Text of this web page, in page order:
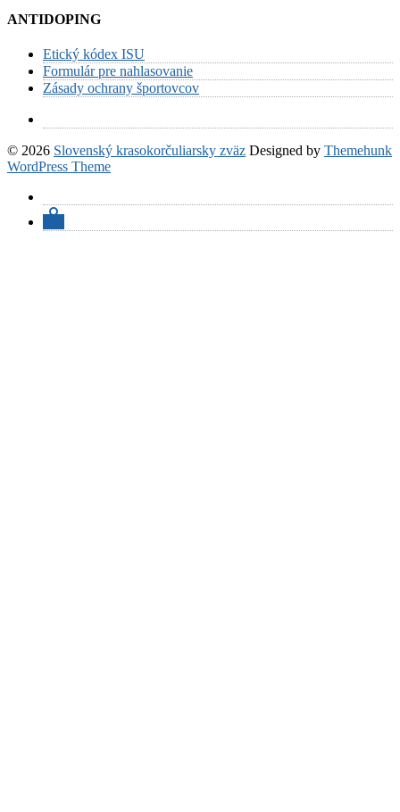
ANTIDOPING
Etický kódex ISU
Formulár pre nahlasovanie
Zásady ochrany športovcov
© 2026 Slovenský krasokorčuliarsky zväz Designed by Themehunk
WordPress Theme